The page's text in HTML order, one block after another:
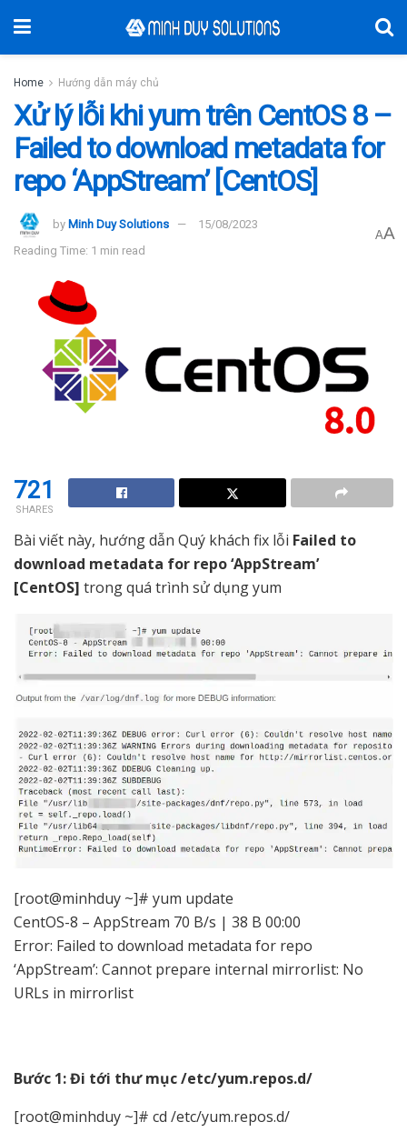
Home Hướng dẫn máy chủ
Xử lý lỗi khi yum trên CentOS 8 –
Failed to download metadata for
repo ‘AppStream’ [CentOS]
by Minh Duy Solutions
15/08/2023
Reading Time: 1 min read
AA
721
SHARES
Bài viết này, hướng dẫn Quý khách fix lỗi Failed to
download metadata for repo ‘AppStream’
[CentOS] trong quá trình sử dụng yum
[root@minhduy ~]# yum update
CentOS-8 – AppStream 70 B/s | 38 B 00:00
Error: Failed to download metadata for repo
‘AppStream’: Cannot prepare internal mirrorlist: No
URLs in mirrorlist
Bước 1: Đi tới thư mục /etc/yum.repos.d/
[root@minhduy ~]# cd /etc/yum.repos.d/